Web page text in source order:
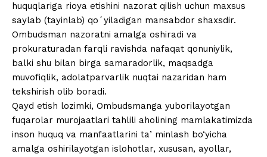
huquqlariga rioya etishini nazorat qilish uchun maxsus
saylab (tayinlab) qoʻyiladigan mansabdor shaxsdir.
Ombudsman nazoratni amalga oshiradi va
prokuraturadan farqli ravishda nafaqat qonuniylik,
balki shu bilan birga samaradorlik, maqsadga
muvofiqlik, adolatparvarlik nuqtai nazaridan ham
tekshirish olib boradi.
Qayd etish lozimki, Ombudsmanga yuborilayotgan
fuqarolar murojaatlari tahlili aholining mamlakatimizda
inson huquq va manfaatlarini taʼminlash bo‘yicha
amalga oshirilayotgan islohotlar, xususan, ayollar,